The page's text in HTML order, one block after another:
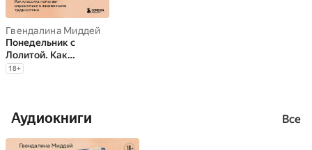
Гвендалина Миддей
Понедельник с
Лолитой. Как
классика помогает
18+
Аудиокниги Все